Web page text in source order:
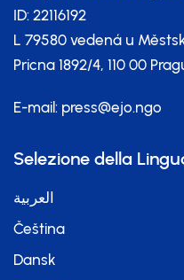
ID: 22116192
L 79580 vedená u
Pricna 1892/4, 110 00
E-mail: press@ejo.ngo
Selezione della
العربية
Čeština
Dansk